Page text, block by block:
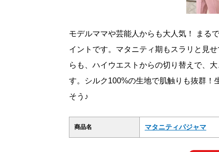
モデルママや芸能人からも大人気！ まる
イントです。マタニティ期もスラリと見
らも、ハイウエストからの切り替えで、
す。シルク100%の生地で肌触りも抜群！
そう♪
商品名 マタニティパジャマ